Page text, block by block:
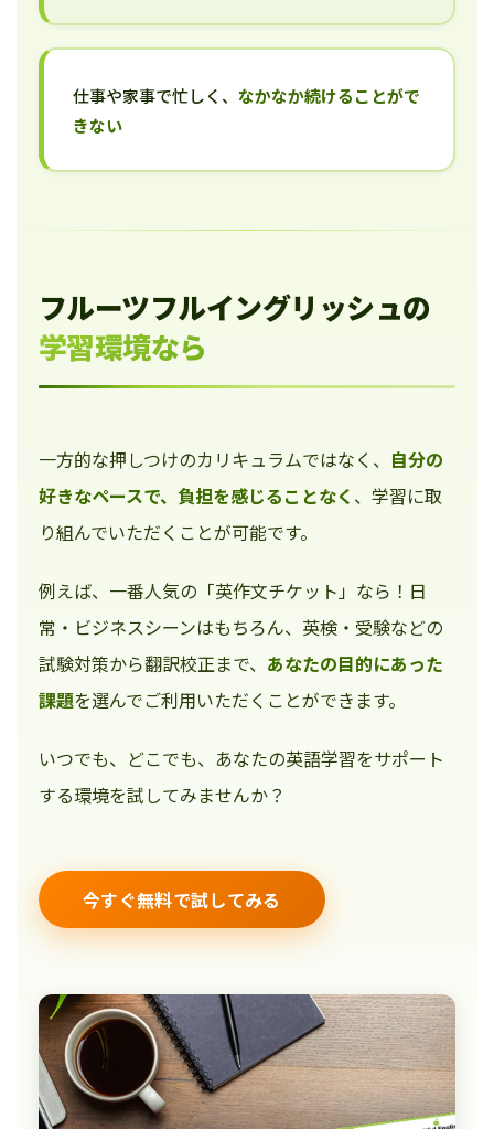
仕事や家事で忙しく、 なかなか続けることがで
きない
フルーツフルイングリッシュの
学習環境なら
一方的な押しつけのカリキュラムではなく、 自分の
好きなペースで、負担を感じることなく 、学習に取
り組んでいただくことが可能です。
例えば、一番人気の「英作文チケット」なら！日
常・ビジネスシーンはもちろん、英検・受験などの
試験対策から翻訳校正まで、 あなたの目的にあった
課題を選んでご利用いただくことができます。
いつでも、どこでも、あなたの英語学習をサポート
する環境を試してみませんか？
今すぐ無料で試してみる